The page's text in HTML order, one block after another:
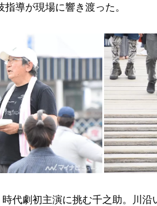
導が現場に響き渡った。
代劇初主演に挑む千之助。川